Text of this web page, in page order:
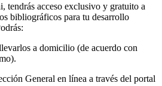
tendrás acceso exclusivo y gratuito a
bibliográficos para tu desarrollo
a domicilio (de acuerdo con
General en línea a través del portal